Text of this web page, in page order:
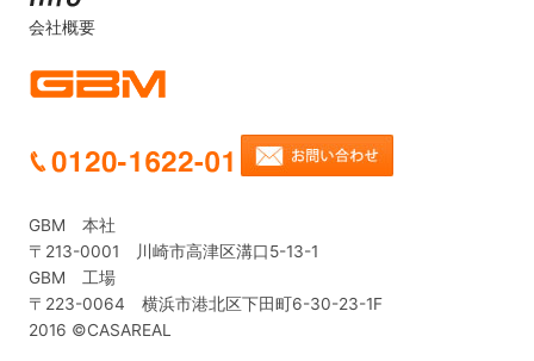
会社概要
GBM 本社
〒213-0001 川崎市高津区溝口5-13-1
GBM 工場
〒223-0064 横浜市港北区下田町6-30-23-1F
2016 ©CASAREAL